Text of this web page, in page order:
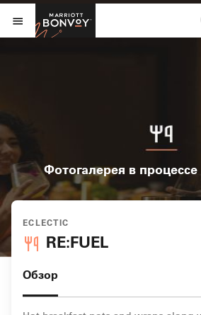
Skip to Content
Открыть меню
Marriott
Фотогалерея в
ECLECTIC
RE:FUEL
Обзор